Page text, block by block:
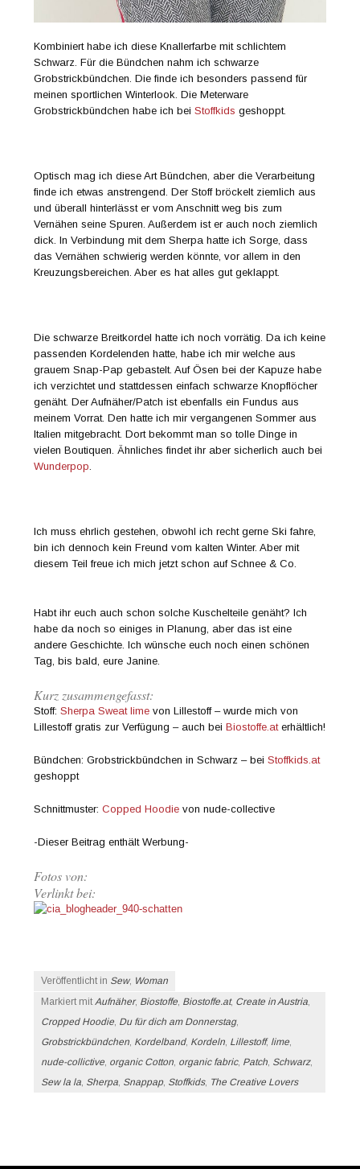
Kombiniert habe ich diese Knallerfarbe mit schlichtem
Schwarz. Für die Bündchen nahm ich schwarze
Grobstrickbündchen. Die finde ich besonders passend für
meinen sportlichen Winterlook. Die Meterware
Grobstrickbündchen habe ich beiStoffkids geshoppt.
Optisch mag ich diese Art Bündchen, aber die Verarbeitung
finde ich etwas anstrengend. Der Stoff bröckelt ziemlich aus
und überall hinterlässt er vom Anschnitt weg bis zum
Vernähen seine Spuren. Außerdem ist er auch noch ziemlich
dick. In Verbindung mit dem Sherpa hatte ich Sorge, dass
das Vernähen schwierig werden könnte, vor allem in den
Kreuzungsbereichen. Aber es hat alles gut geklappt.
Die schwarze Breitkordel hatte ich noch vorrätig. Da ich keine
passenden Kordelenden hatte, habe ich mir welche aus
grauem Snap-Pap gebastelt. Auf Ösen bei der Kapuze habe
ich verzichtet und stattdessen einfach schwarze Knopflöcher
genäht. Der Aufnäher/Patch ist ebenfalls ein Fundus aus
meinem Vorrat. Den hatte ich mir vergangenen Sommer aus
Italien mitgebracht. Dort bekommt man so tolle Dinge in
vielen Boutiquen. Ähnliches findet ihr aber sicherlich auch bei
Wunderpop
Ich muss ehrlich gestehen, obwohl ich recht gerne Ski fahre,
bin ich dennoch kein Freund vom kalten Winter. Aber mit
diesem Teil freue ich mich jetzt schon auf Schnee & Co.
Habt ihr euch auch schon solche Kuschelteile genäht? Ich
habe da noch so einiges in Planung, aber das ist eine
andere Geschichte. Ich wünsche euch noch einen schönen
Tag, bis bald, eure Janine.
Kurz zusammengefasst:
Stoff:Sherpa Sweat lime von Lillestoff – wurde mich von
Lillestoff gratis zur Verfügung – auch beiBiostoffe.aterhältlich!
Bündchen: Grobstrickbündchen in Schwarz – beiStoffkids.at
geshoppt
Schnittmuster:Copped Hoodie von nude-collective
-Dieser Beitrag enthält Werbung-
Fotos von:
Verlinkt bei:
Veröffentlicht in Sew, Woman
Markiert mitAufnäher, Biostoffe, Biostoffe.at, Create in Austria,
Cropped Hoodie, Du für dich am Donnerstag,
Grobstrickbündchen, Kordelband, Kordeln, Lillestoff, lime,
nude-collictive, organic Cotton, organic fabric, Patch, Schwarz,
Sew la la, Sherpa, Snappap, Stoffkids, The Creative Lovers